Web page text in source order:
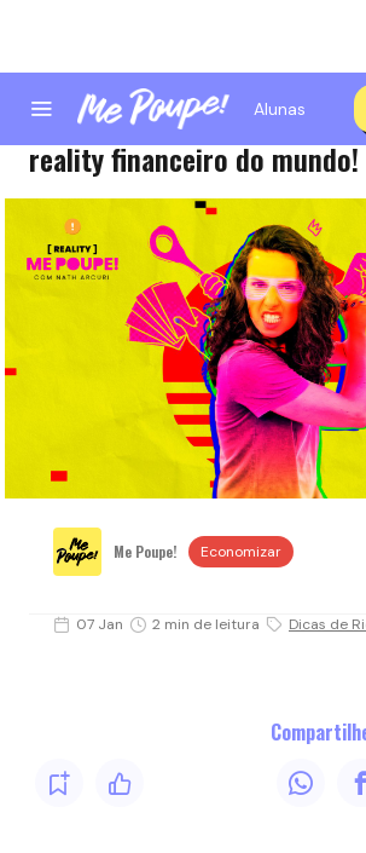
Alunas
Adivinha quem tá
reality financeiro do mundo!
Me Poupe! Economizar
07 Jan 2 min de leitura Dicas de